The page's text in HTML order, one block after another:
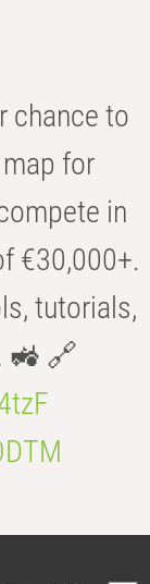
chance to
for
in
€30,000+.
tutorials,
🚜 🔗